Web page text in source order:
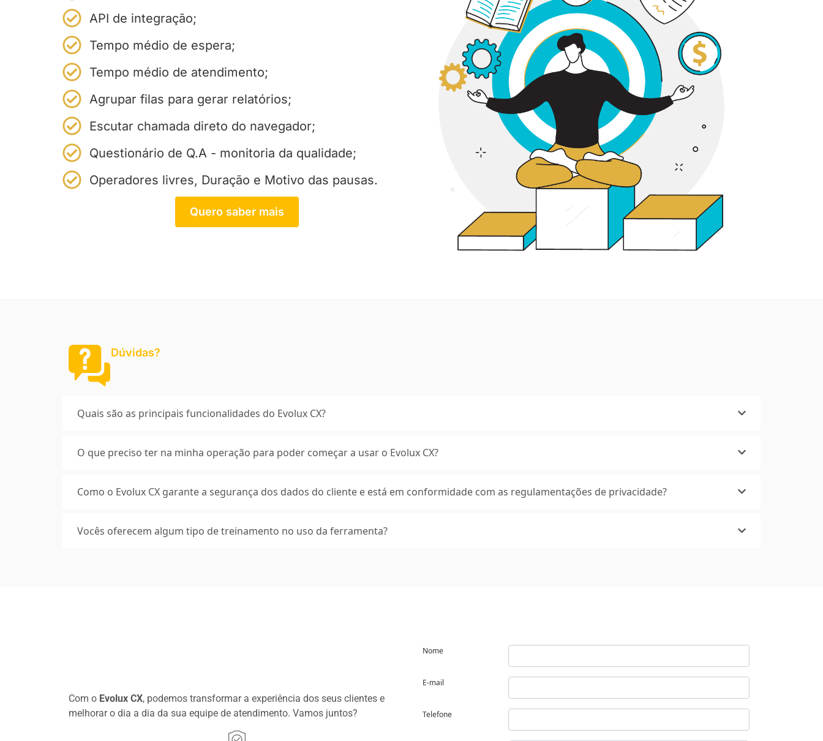
API de integração;
Tempo médio de espera;
Tempo médio de atendimento;
Agrupar filas para gerar relatórios;
Escutar chamada direto do navegador;
Questionário de Q.A - monitoria da qualidade;
Operadores livres, Duração e Motivo das pausas.
Quero saber mais
Dúvidas?
Quais são as principais funcionalidades do Evolux CX?
O que preciso ter na minha operação para poder começar a usar o Evolux CX?
Como o Evolux CX garante a segurança dos dados do cliente e está em conformidade com as regulamentações de privacidade?
Vocês oferecem algum tipo de treinamento no uso da ferramenta?
Com o Evolux CX, podemos transformar a experiência dos seus clientes e
melhorar o dia a dia da sua equipe de atendimento. Vamos juntos?
Nome
E-mail
Telefone